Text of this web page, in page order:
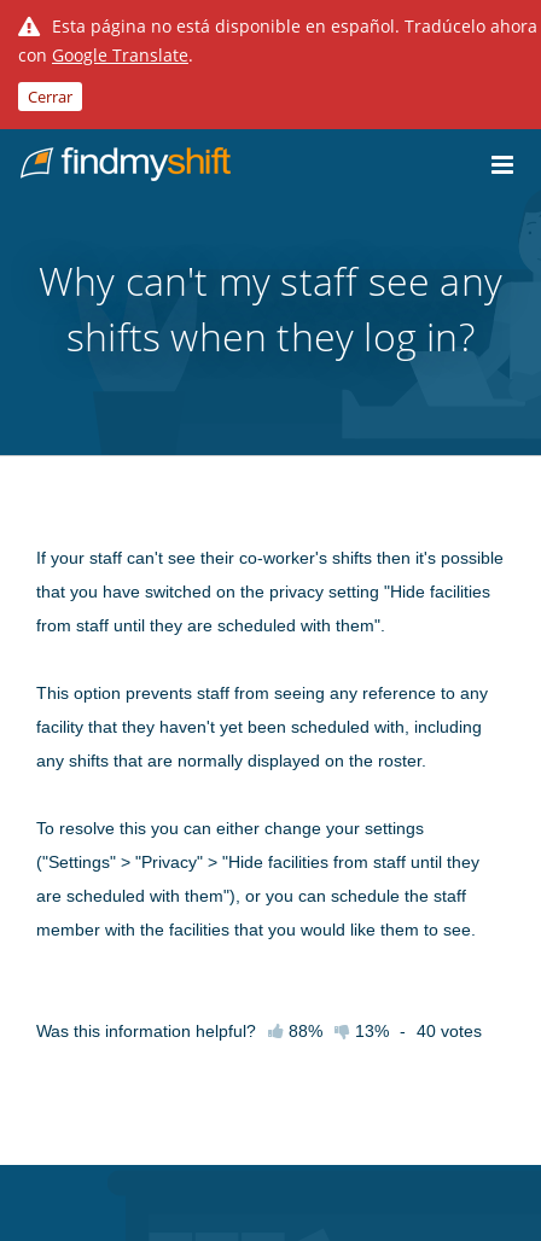
Esta página no está disponible en español. Tradúcelo ahora
con Google Translate.
Cerrar
Inicio
Why can't my staff see any
shifts when they log in?
If your staff can't see their co-worker's shifts then it's possible
that you have switched on the privacy setting "Hide facilities
from staff until they are scheduled with them".
This option prevents staff from seeing any reference to any
facility that they haven't yet been scheduled with, including
any shifts that are normally displayed on the roster.
To resolve this you can either change your settings
("Settings" > "Privacy" > "Hide facilities from staff until they
are scheduled with them"), or you can schedule the staff
member with the facilities that you would like them to see.
Was this information helpful? 88% 13% - 40 votes